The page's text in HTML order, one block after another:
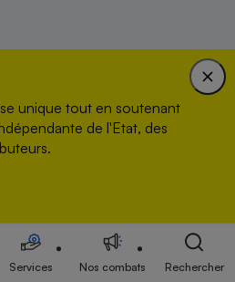
de tarifs que d'assurés !
unique tout en soutenant
de l'Etat, des
Services Nos combats Rechercher